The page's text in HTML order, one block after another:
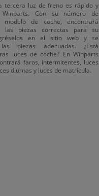
tercera luz de freno es rápido y
Con su número de
modelo de coche, encontrará
las piezas correctas para su
en el sitio web y se
piezas adecuadas. ¿Está
luces de coche? En Winparts
faros, intermitentes, luces
diurnas y luces de matrícula.